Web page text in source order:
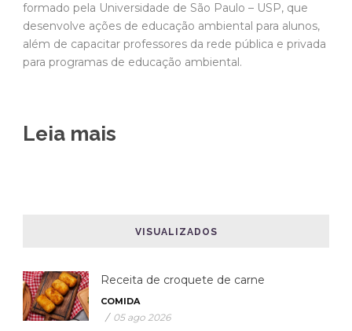
formado pela Universidade de São Paulo – USP, que
desenvolve ações de educação ambiental para alunos,
além de capacitar professores da rede pública e privada
para programas de educação ambiental.
Leia mais
VISUALIZADOS
Receita de croquete de carne
COMIDA
/ 05 ago 2026